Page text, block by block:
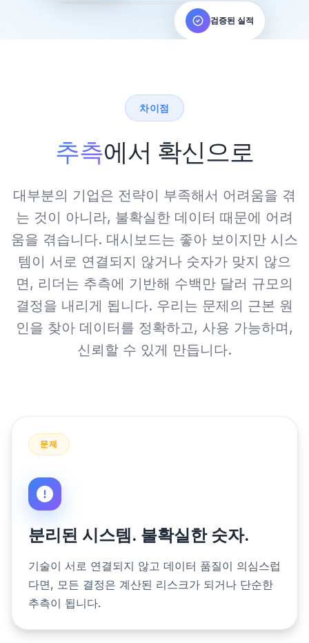
검증된 실적
차이점
추측에서 확신으로
대부분의 기업은 전략이 부족해서 어려움을 겪
는 것이 아니라, 불확실한 데이터 때문에 어려
움을 겪습니다. 대시보드는 좋아 보이지만 시스
템이 서로 연결되지 않거나 숫자가 맞지 않으
면, 리더는 추측에 기반해 수백만 달러 규모의
결정을 내리게 됩니다. 우리는 문제의 근본 원
인을 찾아 데이터를 정확하고, 사용 가능하며,
신뢰할 수 있게 만듭니다.
문제
분리된 시스템. 불확실한 숫자.
기술이 서로 연결되지 않고 데이터 품질이 의심스럽
다면, 모든 결정은 계산된 리스크가 되거나 단순한
추측이 됩니다.